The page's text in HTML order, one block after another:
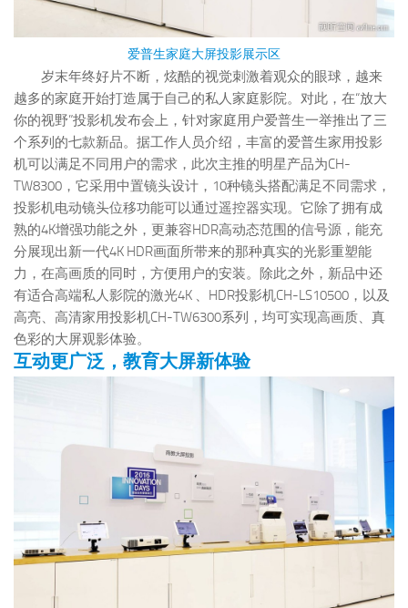
爱普生家庭大屏投影展示区
岁末年终好片不断，炫酷的视觉刺激着观众的眼球，越来
越多的家庭开始打造属于自己的私人家庭影院。对此，在“放大
你的视野”投影机发布会上，针对家庭用户爱普生一举推出了三
个系列的七款新品。据工作人员介绍，丰富的爱普生家用投影
机可以满足不同用户的需求，此次主推的明星产品为CH-
TW8300，它采用中置镜头设计，10种镜头搭配满足不同需求，
投影机电动镜头位移功能可以通过遥控器实现。它除了拥有成
熟的4K增强功能之外，更兼容HDR高动态范围的信号源，能充
分展现出新一代4K HDR画面所带来的那种真实的光影重塑能
力，在高画质的同时，方便用户的安装。除此之外，新品中还
有适合高端私人影院的激光4K 、HDR投影机CH-LS10500，以及
高亮、高清家用投影机CH-TW6300系列，均可实现高画质、真
色彩的大屏观影体验。
互动更广泛，教育大屏新体验